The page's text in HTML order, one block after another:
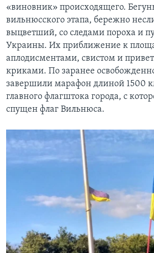
«виновник» происходящего.
вильнюсского этапа, бережно
выцветший, со следами пороха и
Украины. Их приближение к
аплодисментами, свистом и
криками. По заранее
завершили марафон длиной 1500
главного флагштока города, с
спущен флаг Вильнюса.